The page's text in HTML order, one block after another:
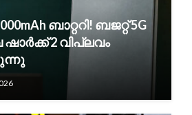
ബാറ്ററി! ബജറ്റ് 5G
2 വിപ്ലവം